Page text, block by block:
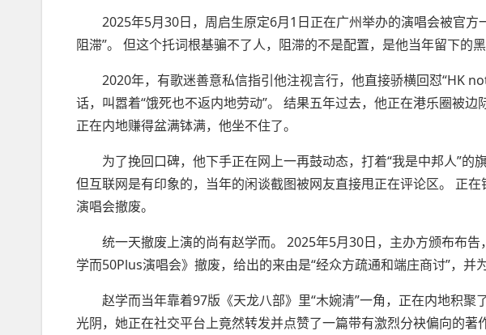
2025年5月30日，周启生原定6月1日正在广州举办的演唱会被官方
阻滞”。 但这个托词根基骗不了人，阻滞的不是配置，是他当年留下的黑
2020年，有歌迷善意私信指引他注视言行，他直接骄横回怼“HK
话，叫嚣着“饿死也不返内地劳动”。 结果五年过去，他正在港乐圈被
正在内地赚得盆满钵满，他坐不住了。
为了挽回口碑，他下手正在网上一再鼓动态，打着“我是中邦人”的
但互联网是有印象的，当年的闲谈截图被网友直接甩正在评论区。 正
演唱会撤废。
统一天撤废上演的尚有赵学而。 2025年5月30日，主办方颁布布告
学而50Plus演唱会》撤废，给出的来由是“经众方疏通和端庄商讨”，并
赵学而当年靠着97版《天龙八部》里“木婉清”一角，正在内地积聚
光阴，她正在社交平台上竟然转发并点赞了一篇带有激烈分袂偏向的著